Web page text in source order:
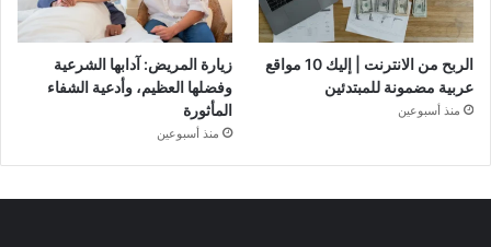
الربح من الانترنت | إليك 10 مواقع
عربية مضمونة للمبتدئين
منذ أسبوعين
زيارة المريض: آدابها الشرعية
وفضلها العظيم، وأدعية الشفاء
المأثورة
منذ أسبوعين